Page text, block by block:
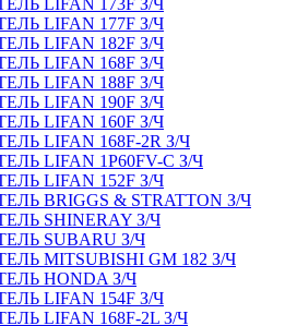
LIFAN 173F З/Ч
LIFAN 177F З/Ч
LIFAN 182F З/Ч
LIFAN 168F З/Ч
LIFAN 188F З/Ч
LIFAN 190F З/Ч
LIFAN 160F З/Ч
LIFAN 168F-2R З/Ч
LIFAN 1P60FV-C З/Ч
LIFAN 152F З/Ч
BRIGGS & STRATTON З/Ч
SHINERAY З/Ч
SUBARU З/Ч
MITSUBISHI GM 182 З/Ч
HONDA З/Ч
LIFAN 154F З/Ч
LIFAN 168F-2L З/Ч